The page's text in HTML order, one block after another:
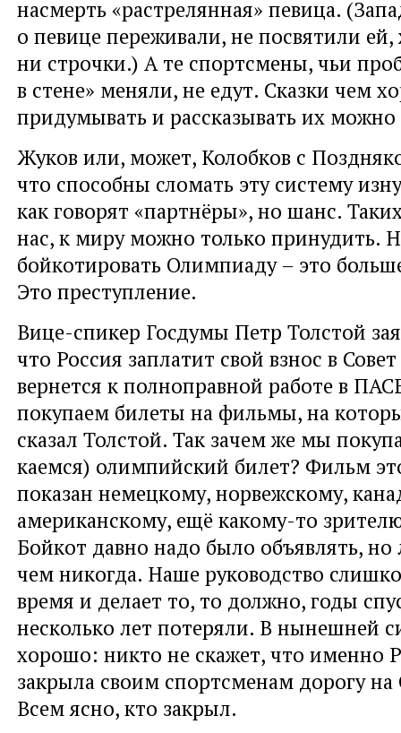
насмерть «растрелянная» певица.
о певице переживали, не посвятили
ни строчки.) А те спортсмены, чьи
в стене» меняли, не едут. Сказки чем
придумывать и рассказывать их можно
Жуков или, может, Колобков с
что способны сломать эту систему
как говорят «партнёры», но шанс.
нас, к миру можно только принудить.
бойкотировать Олимпиаду – это
Это преступление.
Вице-спикер Госдумы Петр Толстой
что Россия заплатит свой взнос в
вернется к полноправной работе в
покупаем билеты на фильмы, на
сказал Толстой. Так зачем же мы
каемся) олимпийский билет? Фильм
показан немецкому, норвежскому,
американскому, ещё какому-то
Бойкот давно надо было объявлять,
чем никогда. Наше руководство
время и делает то, то должно, годы
несколько лет потеряли. В нынешней
хорошо: никто не скажет, что именно
закрыла своим спортсменам дорогу
Всем ясно, кто закрыл.